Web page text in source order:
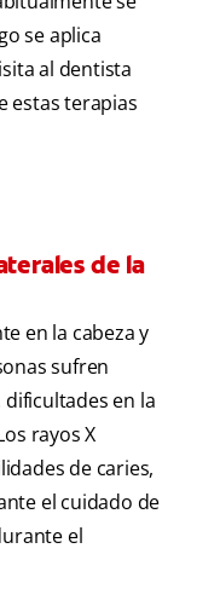
se aplica
al dentista
estas terapias
de la
en la cabeza y
sufren
en la
rayos X
de caries,
el cuidado de
el